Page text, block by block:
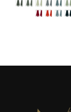
8/1 Rubio
9/1 Rubio
12/0012/72
10/
Rojo
Gris